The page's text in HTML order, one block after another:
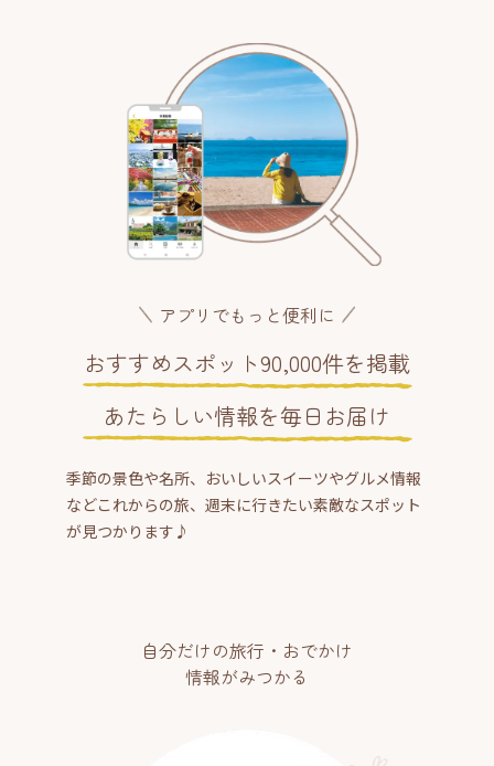
アプリでもっと便利に
おすすめスポット90,000件を掲載
あたらしい情報を毎日お届け
季節の景色や名所、おいしいスイーツやグルメ情報
などこれからの旅、週末に行きたい素敵なスポット
が見つかります♪
自分だけの旅行・おでかけ
情報がみつかる